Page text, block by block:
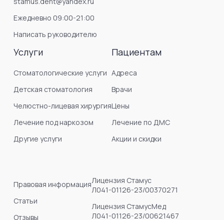
Ежедневно 09:00-21:00
Написать руководителю
Услуги
Стоматологические услуги
Детская стоматология
Челюстно-лицевая хирургия
Лечение под наркозом
Другие услуги
Пациентам
Адреса
Врачи
Цены
Лечение по ДМС
Акции и скидки
Правовая информация
Статьи
Отзывы
Лицензия Стамус
Л041-01126-23/00370271
Лицензия СтамусМед
Л041-01126-23/00621467